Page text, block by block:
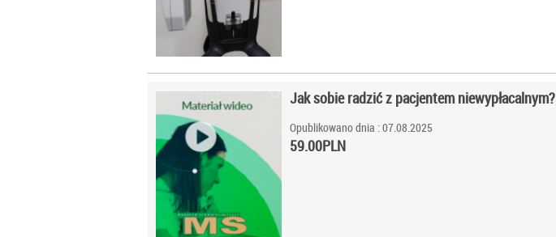
Jak sobie radzić z pacjentem niewypłacalnym?
Opublikowano dnia : 07.08.2025
59.00PLN